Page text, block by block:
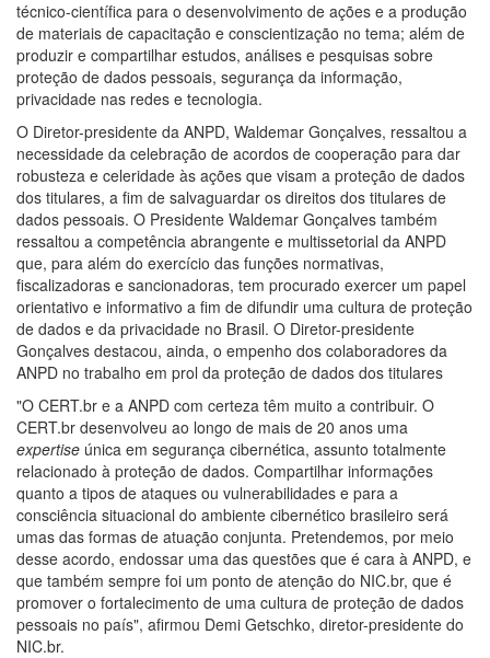
técnico-científica para o desenvolvimento de ações e a produção
de materiais de capacitação e conscientização no tema; além de
produzir e compartilhar estudos, análises e pesquisas sobre
proteção de dados pessoais, segurança da informação,
privacidade nas redes e tecnologia.
O Diretor-presidente da ANPD, Waldemar Gonçalves, ressaltou a
necessidade da celebração de acordos de cooperação para dar
robusteza e celeridade às ações que visam a proteção de dados
dos titulares, a fim de salvaguardar os direitos dos titulares de
dados pessoais. O Presidente Waldemar Gonçalves também
ressaltou a competência abrangente e multissetorial da ANPD
que, para além do exercício das funções normativas,
fiscalizadoras e sancionadoras, tem procurado exercer um papel
orientativo e informativo a fim de difundir uma cultura de proteção
de dados e da privacidade no Brasil. O Diretor-presidente
Gonçalves destacou, ainda, o empenho dos colaboradores da
ANPD no trabalho em prol da proteção de dados dos titulares
"O CERT.br e a ANPD com certeza têm muito a contribuir. O
CERT.br desenvolveu ao longo de mais de 20 anos uma
expertise única em segurança cibernética, assunto totalmente
relacionado à proteção de dados. Compartilhar informações
quanto a tipos de ataques ou vulnerabilidades e para a
consciência situacional do ambiente cibernético brasileiro será
umas das formas de atuação conjunta. Pretendemos, por meio
desse acordo, endossar uma das questões que é cara à ANPD, e
que também sempre foi um ponto de atenção do NIC.br, que é
promover o fortalecimento de uma cultura de proteção de dados
pessoais no país", afirmou Demi Getschko, diretor-presidente do
NIC.br.